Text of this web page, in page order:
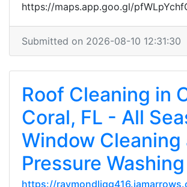
https://maps.app.goo.gl/
Submitted on 2026-08-10 12:31:30
Roof Cleaning in
Coral, FL - All
Window Cleaning
Pressure Washing
https://